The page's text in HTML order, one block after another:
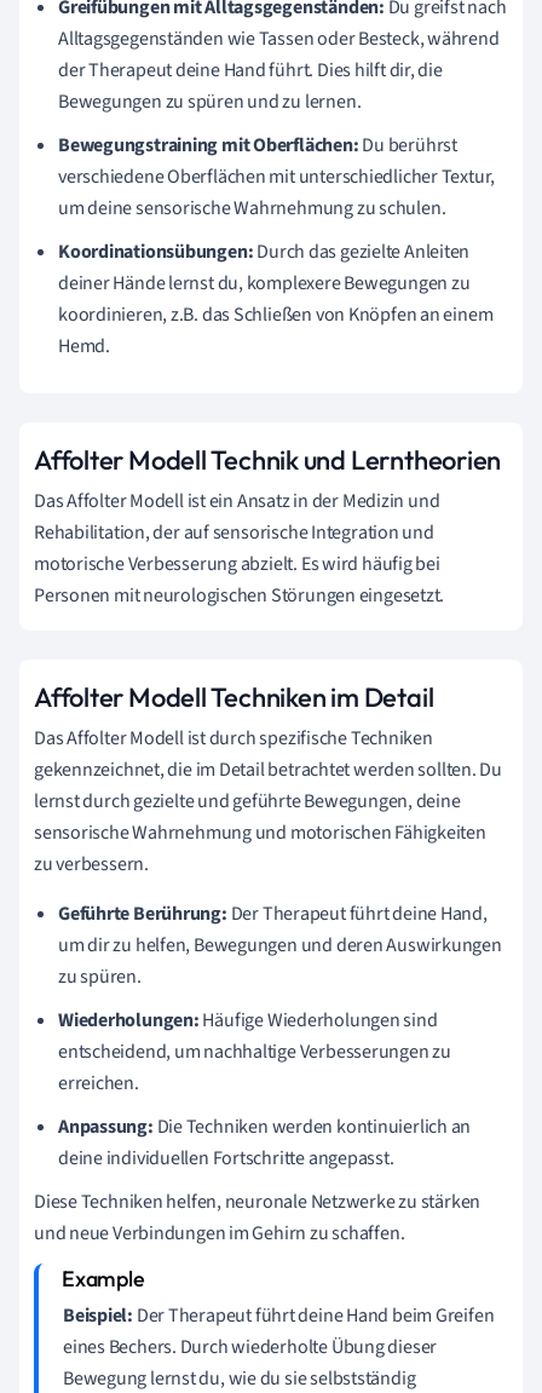
Greifübungen mit Alltagsgegenständen: Du greifst nach
Alltagsgegenständen wie Tassen oder Besteck, während
der Therapeut deine Hand führt. Dies hilft dir, die
Bewegungen zu spüren und zu lernen.
Bewegungstraining mit Oberflächen:Du berührst
verschiedene Oberflächen mit unterschiedlicher Textur,
um deine sensorische Wahrnehmung zu schulen.
Koordinationsübungen:Durch das gezielte Anleiten
deiner Hände lernst du, komplexere Bewegungen zu
koordinieren, z.B. das Schließen von Knöpfen an einem
Hemd.
Affolter Modell Technik und Lerntheorien
Das Affolter Modell ist ein Ansatz in der Medizin und
Rehabilitation, der auf sensorische Integration und
motorische Verbesserung abzielt. Es wird häufig bei
Personen mit neurologischen Störungen eingesetzt.
Affolter Modell Techniken im Detail
Das Affolter Modell ist durch spezifische Techniken
gekennzeichnet, die im Detail betrachtet werden sollten. Du
lernst durch gezielte und geführte Bewegungen, deine
sensorische Wahrnehmung und motorischen Fähigkeiten
zu verbessern.
Geführte Berührung: Der Therapeut führt deine Hand,
um dir zu helfen, Bewegungen und deren Auswirkungen
zu spüren.
Wiederholungen:Häufige Wiederholungen sind
entscheidend, um nachhaltige Verbesserungen zu
erreichen.
Anpassung: Die Techniken werden kontinuierlich an
deine individuellen Fortschritte angepasst.
Diese Techniken helfen, neuronale Netzwerke zu stärken
und neue Verbindungen im Gehirn zu schaffen.
Beispiel: Der Therapeut führt deine Hand beim Greifen
eines Bechers. Durch wiederholte Übung dieser
Bewegung lernst du, wie du sie selbstständig